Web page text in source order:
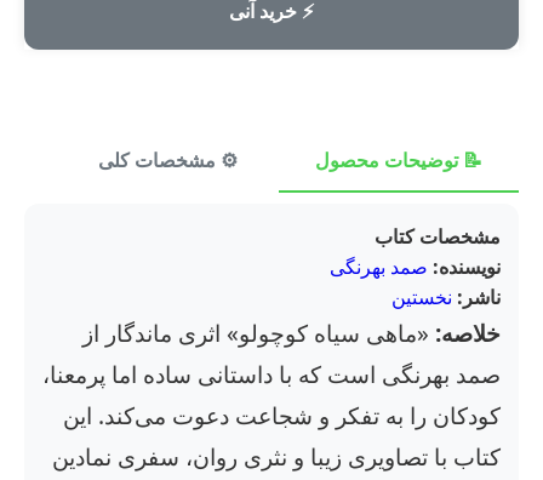
⚡ خرید آنی
📝 توضیحات محصول ⚙️ مشخصات کلی
مشخصات کتاب
نویسنده: صمد بهرنگی
ناشر: نخستین
خلاصه: «ماهی سیاه کوچولو» اثری ماندگار از
صمد بهرنگی است که با داستانی ساده اما پرمعنا،
کودکان را به تفکر و شجاعت دعوت می‌کند. این
کتاب با تصاویری زیبا و نثری روان، سفری نمادین